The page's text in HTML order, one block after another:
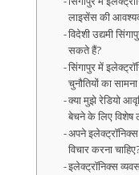
लाइसेंस की
विदेशी उद्यमी
सकते हैं?
सिंगापुर में
चुनौतियों का
क्या मुझे रेडियो
बेचने के लिए
अपने
विचार करना
इलेक्ट्रॉनिक्स